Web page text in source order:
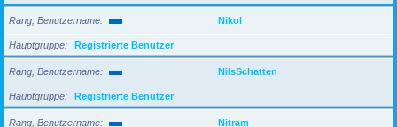
Rang, Benutzername Nikol
Hauptgruppe Registrierte Benutzer
Rang, Benutzername NilsSchatten
Hauptgruppe Registrierte Benutzer
Rang, Benutzername Nitram